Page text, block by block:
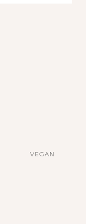
VEGAN